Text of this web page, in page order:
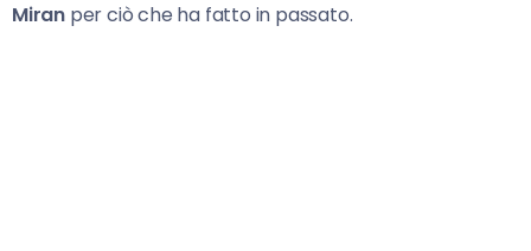
Miran per ciò che ha fatto in passato.